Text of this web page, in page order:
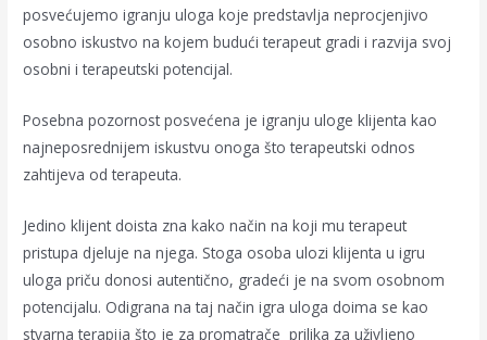
posvećujemo igranju uloga koje predstavlja neprocjenjivo
osobno iskustvo na kojem budući terapeut gradi i razvija svoj
osobni i terapeutski potencijal.
Posebna pozornost posvećena je igranju uloge klijenta kao
najneposrednijem iskustvu onoga što terapeutski odnos
zahtijeva od terapeuta.
Jedino klijent doista zna kako način na koji mu terapeut
pristupa djeluje na njega. Stoga osoba ulozi klijenta u igru
uloga priču donosi autentično, gradeći je na svom osobnom
potencijalu. Odigrana na taj način igra uloga doima se kao
stvarna terapija što je za promatrače prilika za uživljeno